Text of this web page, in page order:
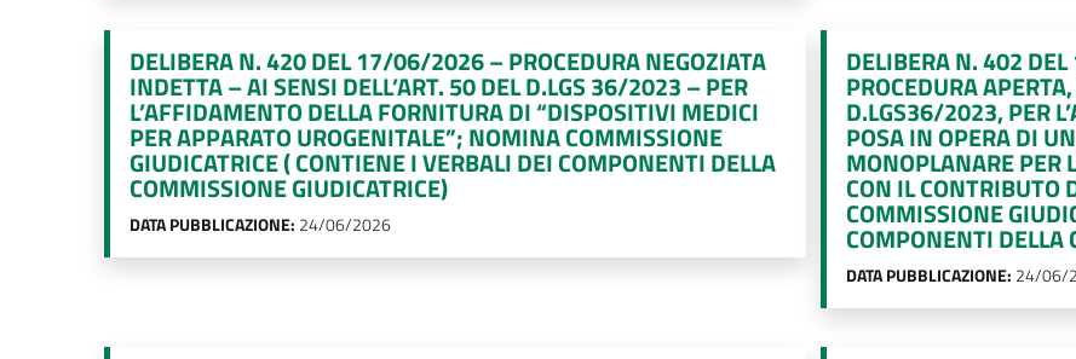
DELIBERA N. 420 DEL 17/06/2026 – PROCEDURA NEGOZIATA
INDETTA – AI SENSI DELL’ART. 50 DEL D.LGS 36/2023 – PER
L’AFFIDAMENTO DELLA FORNITURA DI “DISPOSITIVI MEDICI
PER APPARATO UROGENITALE”; NOMINA COMMISSIONE
GIUDICATRICE ( CONTIENE I VERBALI DEI COMPONENTI DELLA
COMMISSIONE GIUDICATRICE)
DATA PUBBLICAZIONE: 24/06/2026
DELIBERA N. 402
PROCEDURA
D.LGS36/2023, PER
POSA IN OPERA DI
MONOPLANARE PER
CON IL
COMMISSIONE
COMPONENTI DELLA
DATA PUBBLICAZIONE: 24/06/